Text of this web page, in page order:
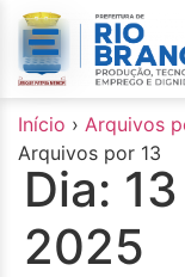
conteúdo
Início › Arquivos
Arquivos por 13
Dia:
2025